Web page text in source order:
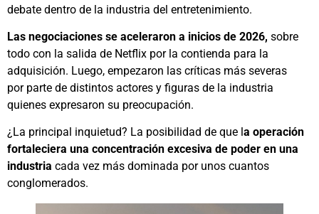
debate dentro de la industria del entretenimiento.
Las negociaciones se aceleraron a inicios de 2026, sobre
todo con la salida de Netflix por la contienda para la
adquisición. Luego, empezaron las críticas más severas
por parte de distintos actores y figuras de la industria
quienes expresaron su preocupación.
¿La principal inquietud? La posibilidad de que l a operación
fortaleciera una concentración excesiva de poder en una
industria cada vez más dominada por unos cuantos
conglomerados.